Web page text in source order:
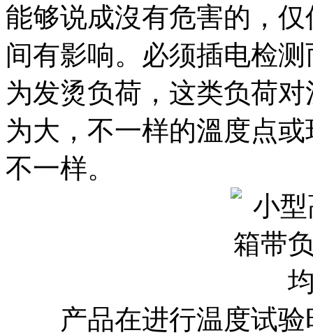
能够说成沒有危害的，
间有影响。必须插电检
为发烫负荷，这类负荷
为大，不一样的溫度点
不一样。
产品在进行温度试验